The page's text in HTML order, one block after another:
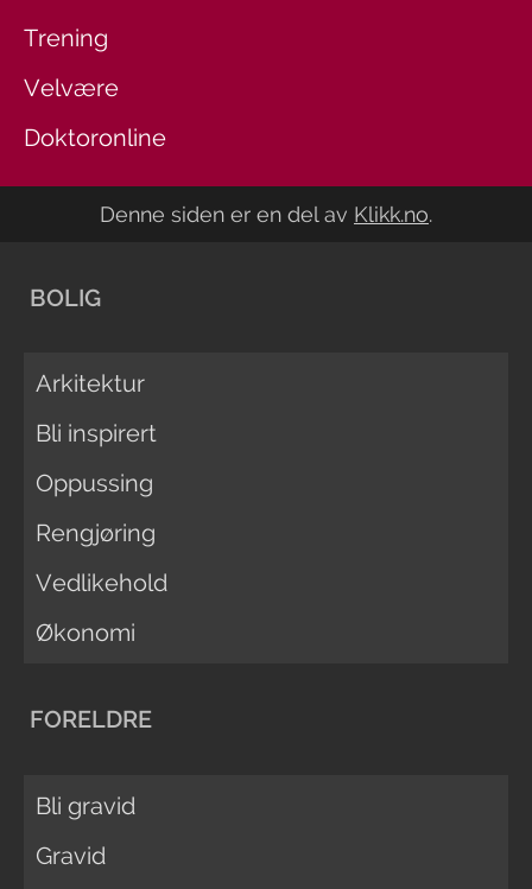
Trening
Velvære
Doktoronline
Denne siden er en del av Klikk.no.
BOLIG
Arkitektur
Bli inspirert
Oppussing
Rengjøring
Vedlikehold
Økonomi
FORELDRE
Bli gravid
Gravid